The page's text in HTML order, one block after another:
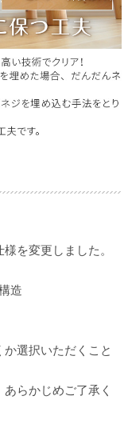
を変更しました。
造
選択いただくこと
らかじめご了承く